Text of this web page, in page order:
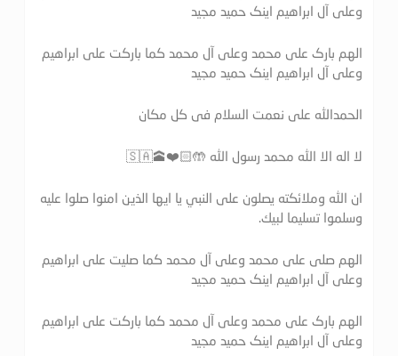
وعلی آل ابراهیم اینک حمید مجید
الهم بارک علی محمد وعلی آل محمد کما بارکت علی ابراهیم
وعلی آل ابراهیم اینک حمید مجید
الحمدالله علی نعمت السلام فی کل مکان
لا اله الا الله محمد رسول الله 🤲🏻❤️🕋🇸🇦
ان الله وملائكته يصلون على النبي يا ايها الذين امنوا صلوا عليه
وسلموا تسليما لبيك.
الهم صلی علی محمد وعلی آل محمد کما صلیت علی ابراهیم
وعلی آل ابراهیم اینک حمید مجید
الهم بارک علی محمد وعلی آل محمد کما بارکت علی ابراهیم
وعلی آل ابراهیم اینک حمید مجید